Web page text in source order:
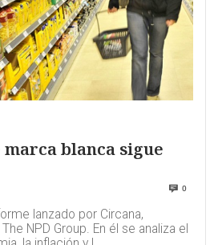
marca blanca sigue
0
lanzado por Circana,
NPD Group. En él se analiza el